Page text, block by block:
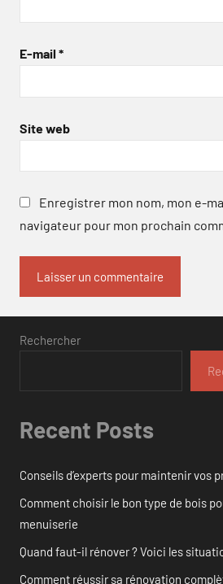
E-mail *
Site web
Enregistrer mon nom, mon e-
navigateur pour mon prochain
Rechercher
Recent Posts
Conseils d’experts pour maintenir vos
Comment choisir le bon type de bois
menuiserie
Quand faut-il rénover ? Voici les
Comment réussir sa rénovation